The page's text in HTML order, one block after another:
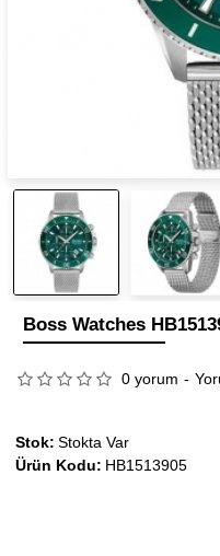
Boss Watches
0 yorum -
Stok: Stokta Var
Ürün Kodu: HB1513905